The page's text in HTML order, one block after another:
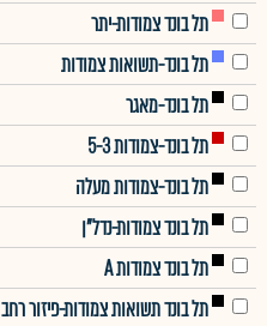
תל בונד צמודות-יתר
תל בונד-תשואות צמודות
תל בונד-מאגר
תל בונד-צמודות 5-3
תל בונד-צמודות מעלה
תל בונד צמודות-נדל"ן
תל בונד צמודות A
תל בונד תשואות צמודות-פיזור רחב